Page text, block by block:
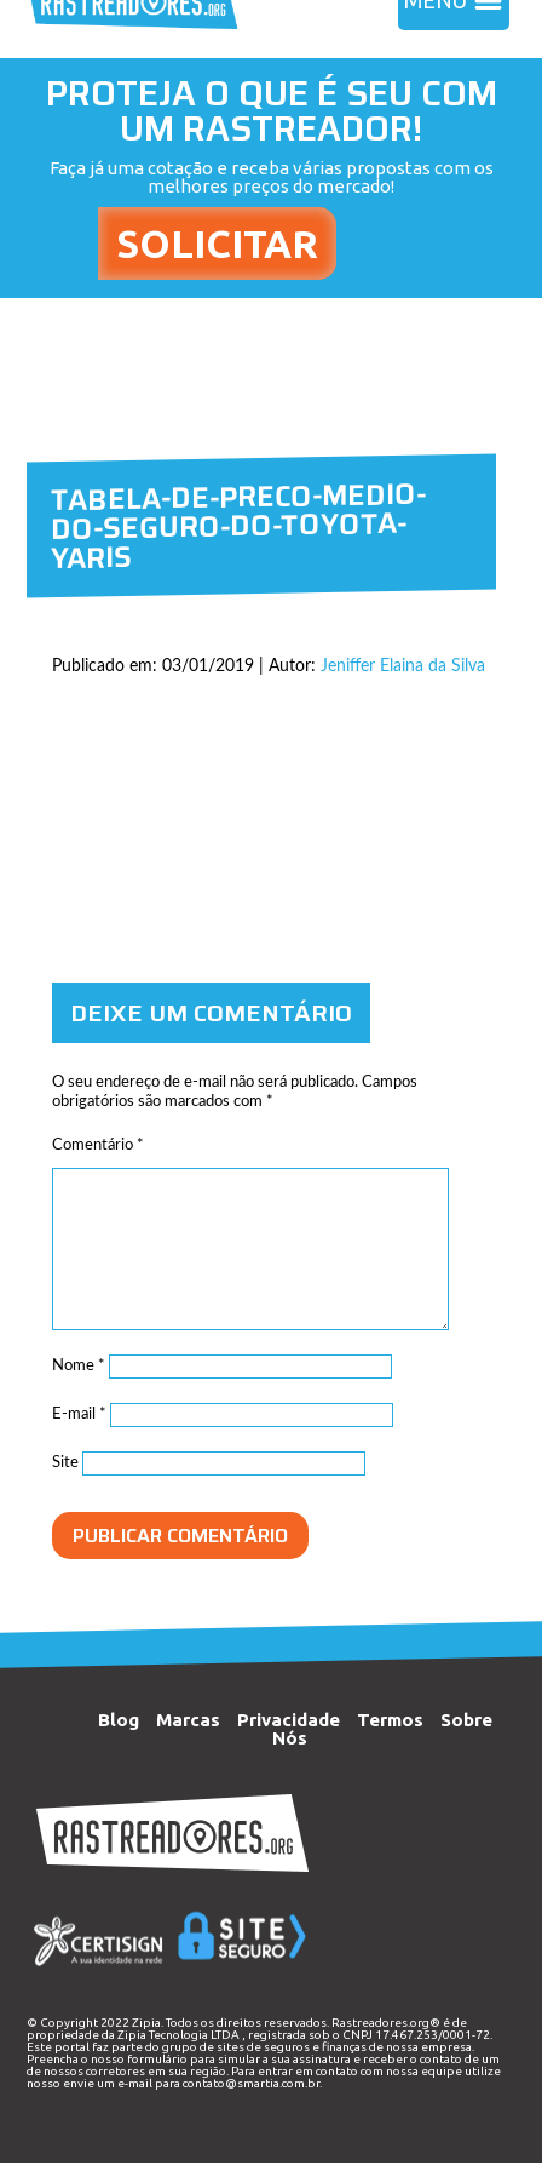
PROTEJA O QUE É SEU COM
UM RASTREADOR!
Faça já uma cotação e receba várias propostas com os
melhores preços do mercado!
TABELA-DE-PRECO-MEDIO-
DO-SEGURO-DO-TOYOTA-
YARIS
Publicado em: 03/01/2019 | Autor: Jeniffer Elaina da Silva
DEIXE UM COMENTÁRIO
O seu endereço de e-mail não será publicado. Campos
obrigatórios são marcados com *
Comentário *
Nome *
E-mail *
Site
Blog Marcas Privacidade Termos
Sobre
Nós
© Copyright 2022 Zipia. Todos os direitos reservados. Rastreadores.org® é de
propriedade daZipia Tecnologia LTDA
, registrada sob o CNPJ 17.467.253/0001-72.
Este portal faz parte do grupo de sites de seguros e finanças de nossa empresa.
Preencha o nosso formulário para simular a sua assinatura e receber o contato de um
de nossos corretores em sua região. Para entrar em contato com nossa equipe utilize
nosso envie um e-mail paracontato@smartia.com.br.